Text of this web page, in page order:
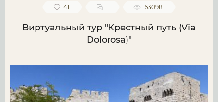
41 1 163098
Виртуальный тур "Крестный путь (Via
Dolorosa)"